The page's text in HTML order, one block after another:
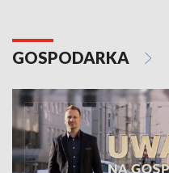
GOSPODARKA